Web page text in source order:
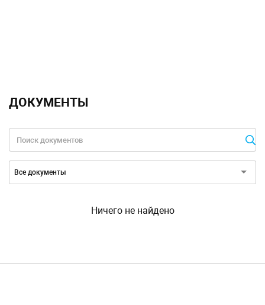
ДОКУМЕНТЫ
Все документы
Ничего не найдено